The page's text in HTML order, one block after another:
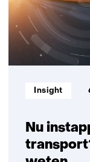
om
samen
te
werken
aan
mobiliteit
de
toekomst
Nu
Informatietype:
Insight